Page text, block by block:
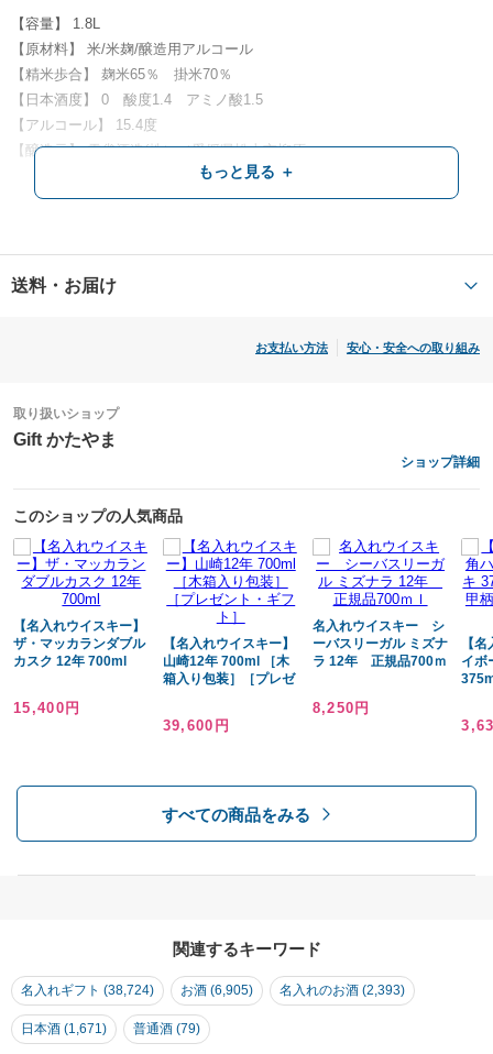
次回も大切な方への贈り物をお探しでしたり、お悩みなどございました
ら、ギフトモールにぜひお立ち寄りくださいませ。
あさやん様のまたのご利用を楽しみにお待ちしております。
【容量】 1.8L
【原材料】 米/米麹/醸造用アルコール
【精米歩合】 麹米65％ 掛米70％
【日本酒度】 0 酸度1.4 アミノ酸1.5
【アルコール】 15.4度
【醸造元】 雪雀酒造(株）／愛媛県松山市柳原
箱サイズ：40ｃｍｘ横24ｃｍ奥行23ｃｍ
【必ずご確認ください】
必ず当店からのメールが受信出来るように
【完成イメージのご案内について】
ージ」をお送りさせていただきます。
尚、ご注文状況によっては、翌営業日以内にご案内出来ない場合がござ
います事、あらかじめご了承の程お願い申し上げます。
ご案内させていただいた内容で問題が無い場合は、「製作開始OK」のご
連絡をお願いいたします。
変更箇所がある場合や別のデザイン等をご希望の場合は、その旨ご遠慮
なくお申し付けください。
確定後7営業日より後のお届けご希望日を設定されている場合は、ご希望
お届け日のご指定をいただいているご注文で、「完成イメージ」のご案
内時に指定させていただます日時を過ぎてもご連絡が無い場合は、まこ
お届け日のご指定日が無いご注文の場合は、再度完成イメージご確認の
催促をさせていただきます。
再度のご案内に対しても、お返事の確認できない場合は、まことに恐縮
ではごさいますが、ご案内させていただきました「完成イメージ」に
もっと見る ＋
送料・お届け
お支払い方法 安心・安全への取り組み
取り扱いショップ
Gift かたやま
ショップ詳細
このショップの人気商品
【名入れウイスキー】
ザ・マッカランダブル
カスク 12年 700ml
15,400円
【名入れウイスキー】
山崎12年 700ml ［木
箱入り包装］［プレゼ
39,600円
名入れウイスキー シ
ーバスリーガル ミズナ
ラ 12年 正規品700ｍ
8,250円
【
イボ
すべての商品をみる
関連するキーワード
名入れギフト (38,724) お酒 (6,905) 名入れのお酒 (2,393)
日本酒 (1,671) 普通酒 (79)